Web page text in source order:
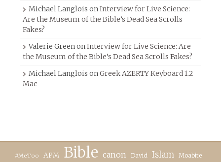
Michael Langlois on Interview for Live Science:
Are the Museum of the Bible’s Dead Sea Scrolls
Fakes?
Valerie Green on Interview for Live Science: Are
the Museum of the Bible’s Dead Sea Scrolls Fakes?
Michael Langlois on Greek AZERTY Keyboard 1.2
Mac
#MeToo APM Bible canon David Islam Moabite